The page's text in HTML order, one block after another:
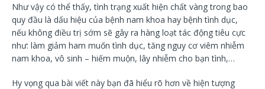
Như vậy có thể thấy, tình trạng xuất hiện chất vàng trong bao
quy đầu là dấu hiệu của bệnh nam khoa hay bệnh tình dục,
nếu không điều trị sớm sẽ gây ra hàng loạt tác động tiêu cực
như: làm giảm ham muốn tình dục, tăng nguy cơ viêm nhiễm
nam khoa, vô sinh – hiếm muộn, lây nhiễm cho bạn tình,…
Hy vọng qua bài viết này bạn đã hiểu rõ hơn về hiện tượng